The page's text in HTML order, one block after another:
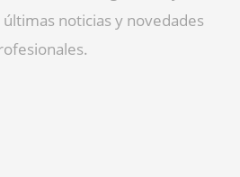
noticias y novedades